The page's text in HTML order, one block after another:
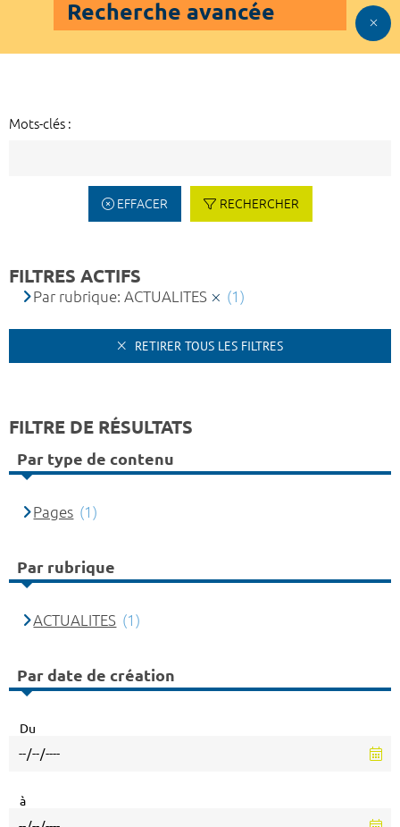
Recherche avancée
Mots-clés :
EFFACER RECHERCHER
FILTRES ACTIFS
Par rubrique: ACTUALITES (1)
RETIRER TOUS LES FILTRES
FILTRE DE RÉSULTATS
Par type de contenu
Pages (1)
Par rubrique
ACTUALITES (1)
Par date de création
Du
à